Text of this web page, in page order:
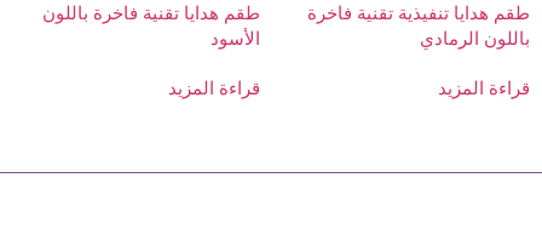
طقم هدايا تنفيذية تقنية فاخرة
باللون الرمادي
قراءة المزيد
طقم هدايا تقنية فاخرة باللون
الأسود
قراءة المزيد